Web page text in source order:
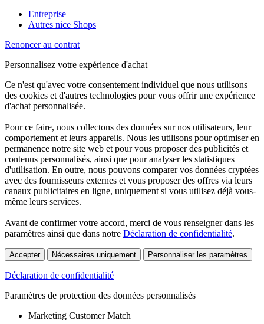
Entreprise
Autres nice Shops
Renoncer au contrat
Personnalisez votre expérience d'achat
Ce n'est qu'avec votre consentement individuel que nous utilisons
des cookies et d'autres technologies pour vous offrir une expérience
d'achat personnalisée.
Pour ce faire, nous collectons des données sur nos utilisateurs, leur
comportement et leurs appareils. Nous les utilisons pour optimiser en
permanence notre site web et pour vous proposer des publicités et
contenus personnalisés, ainsi que pour analyser les statistiques
d'utilisation. En outre, nous pouvons comparer vos données cryptées
avec des fournisseurs externes et vous proposer des offres via leurs
canaux publicitaires en ligne, uniquement si vous utilisez déjà vous-
même leurs services.
Avant de confirmer votre accord, merci de vous renseigner dans les
paramètres ainsi que dans notre Déclaration de confidentialité.
Accepter Nécessaires uniquement Personnaliser les paramètres
Déclaration de confidentialité
Paramètres de protection des données personnalisés
Marketing Customer Match